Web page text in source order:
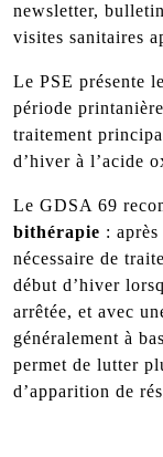
newsletter,
visites sanitaires
Le PSE présente
période
traitement
d’hiver à l’acide
Le GDSA 69
bithérapie :
nécessaire de
début d’hiver
arrêtée, et avec
généralement à
permet de lutter
d’apparition de